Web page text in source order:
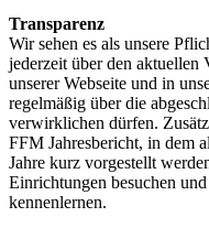
Transparenz
Wir sehen es als unsere
jederzeit über den
unserer Webseite und in
regelmäßig über die
verwirklichen dürfen.
FFM Jahresbericht, in dem
Jahre kurz vorgestellt
Einrichtungen besuchen
kennenlernen.